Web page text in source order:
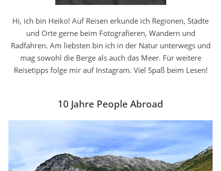
Hi, ich bin Heiko! Auf Reisen erkunde ich Regionen, Städte
und Orte gerne beim Fotografieren, Wandern und
Radfahren. Am liebsten bin ich in der Natur unterwegs und
mag sowohl die Berge als auch das Meer. Für weitere
Reisetipps folge mir auf Instagram. Viel Spaß beim Lesen!
10 Jahre People Abroad